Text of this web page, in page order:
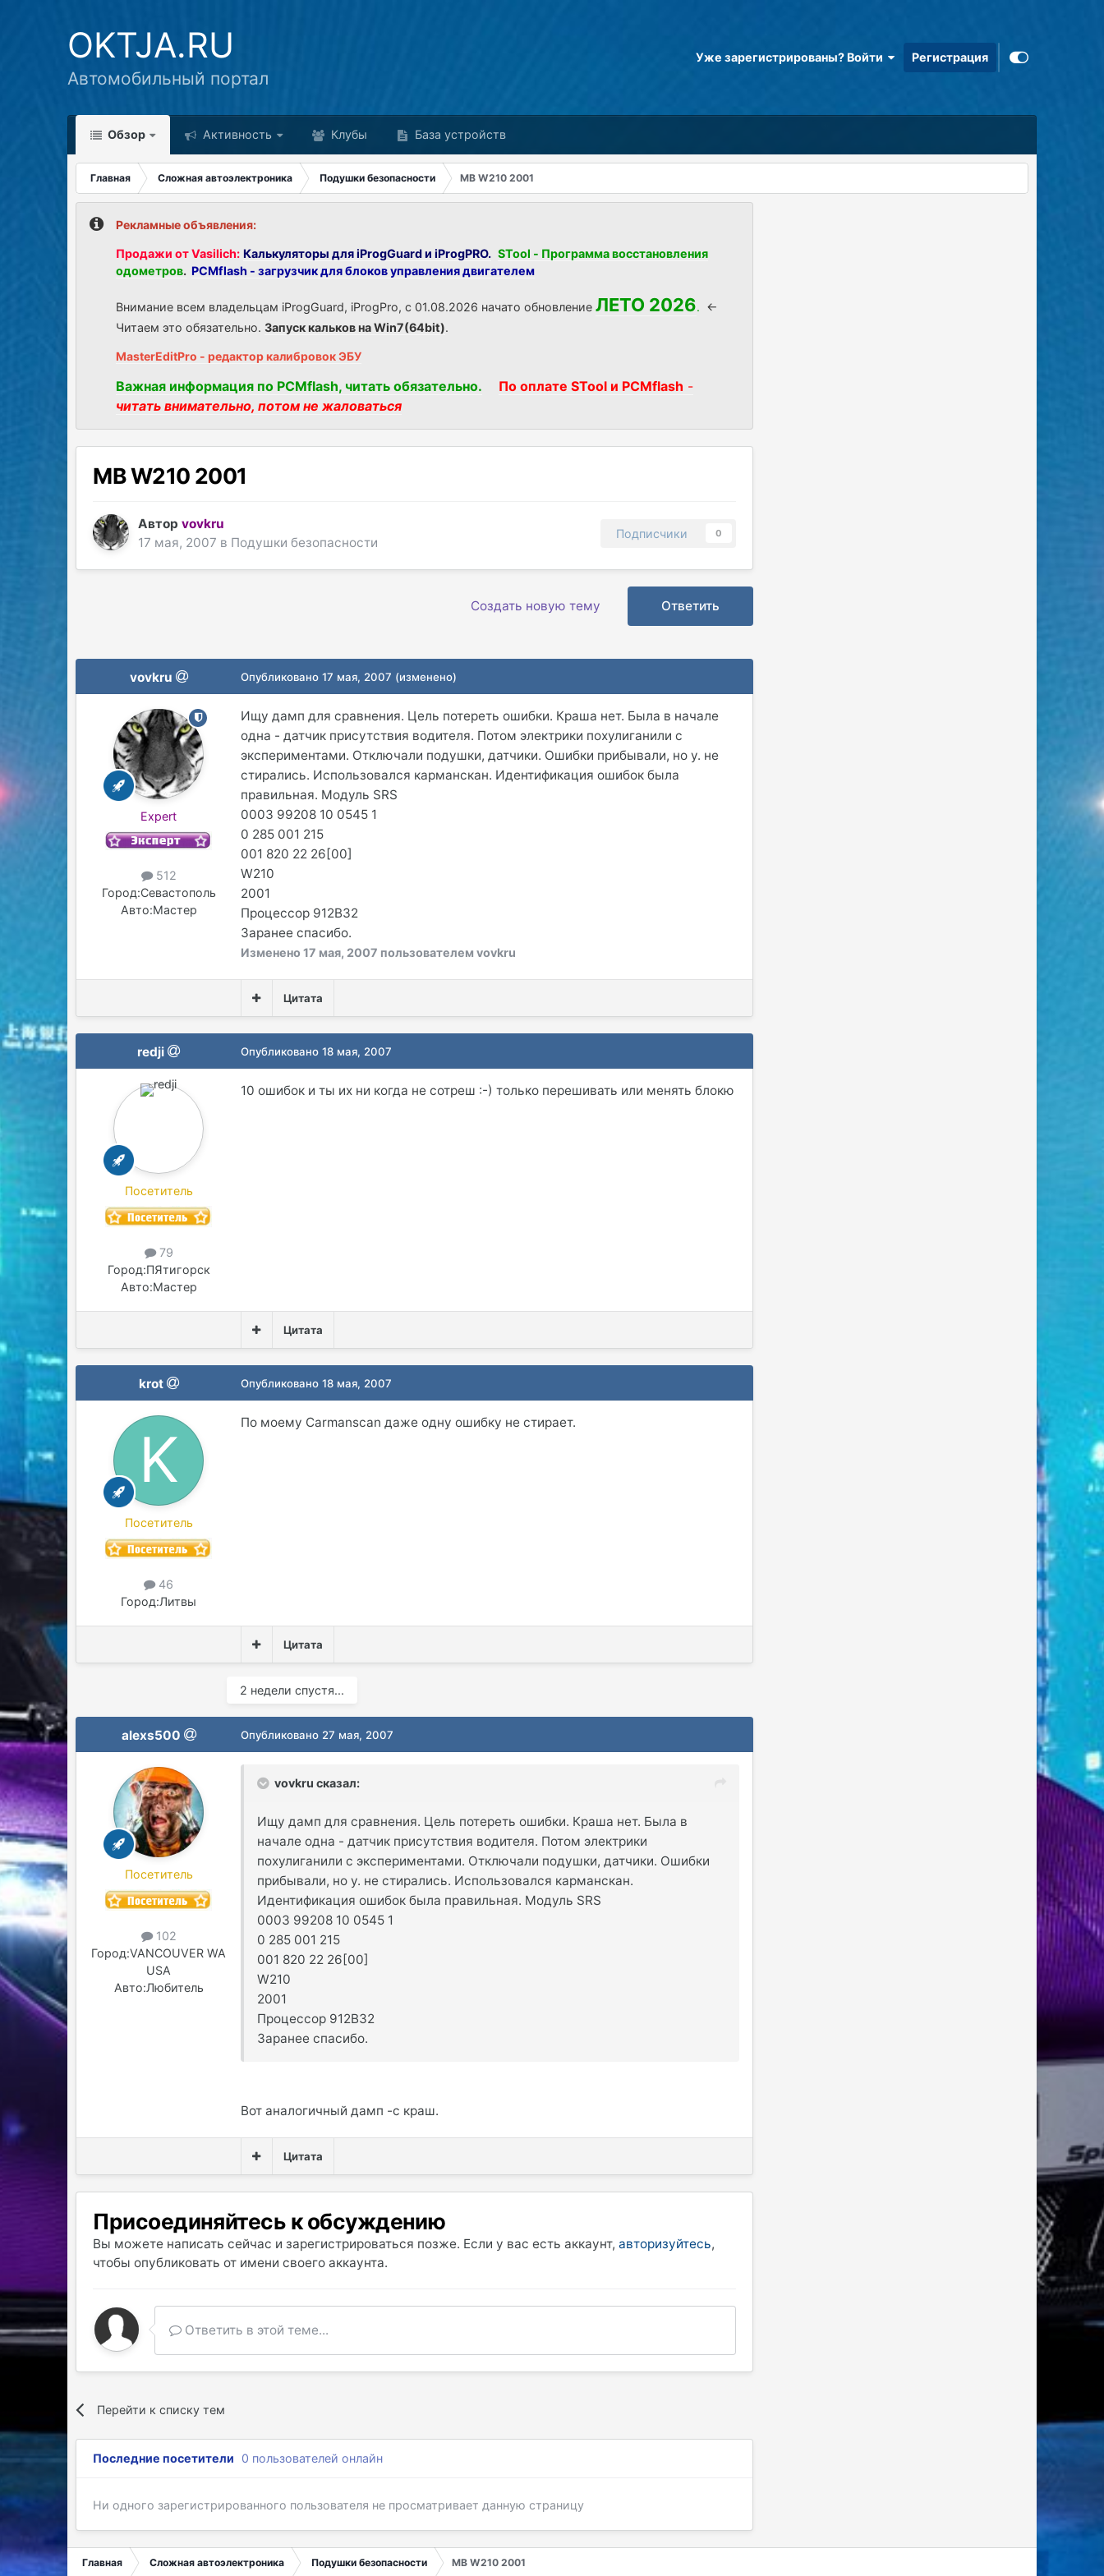
OKTJA.RU
Автомобильный портал
Уже зарегистрированы? Войти Регистрация
Обзор Активность Клубы База устройств
Главная Сложная автоэлектроника Подушки безопасности MB W210 2001
Рекламные объявления:
Продажи от Vasilich: Калькуляторы для iProgGuard и iProgPRO. STool - Программа восстановления
одометров. PCMflash - загрузчик для блоков управления двигателем
Внимание всем владельцам iProgGuard, iProgPro, с 01.08.2026 начато обновлениеЛЕТО 2026. <-
Читаем это обязательно.Запуск кальков на Win7(64bit).
MasterEditPro - редактор калибровок ЭБУ
Важная информация по PCMflash, читать обязательно. По оплате STool и PCMflash -
читать внимательно, потом не жаловаться
MB W210 2001
Авторvovkru
17 мая, 2007 в Подушки безопасности
Подписчики 0
Ответить
Создать новую тему
vovkru
Expert
512
Город:Севастополь
Авто:Мастер
Опубликовано17 мая, 2007 (изменено)
Ищу дамп для сравнения. Цель потереть ошибки. Краша нет. Была в начале
одна - датчик присутствия водителя. Потом электрики похулиганили с
экспериментами. Отключали подушки, датчики. Ошибки прибывали, но у. не
стирались. Использовался карманскан. Идентификация ошибок была
правильная. Модуль SRS
0003 99208 10 0545 1
0 285 001 215
001 820 22 26[00]
W210
2001
Процессор 912В32
Заранее спасибо.
Изменено17 мая, 2007 пользователем vovkru
Цитата
redji
Посетитель
79
Город:ПЯтигорск
Авто:Мастер
Опубликовано18 мая, 2007
10 ошибок и ты их ни когда не сотреш :-) только перешивать или менять блокю
Цитата
krot
Посетитель
46
Город:Литвы
Опубликовано18 мая, 2007
По моему Carmanscan даже одну ошибку не стирает.
Цитата
2 недели спустя...
alexs500
Посетитель
102
Город:VANCOUVER WA
USA
Авто:Любитель
Опубликовано 27 мая, 2007
vovkru сказал:
Ищу дамп для сравнения. Цель потереть ошибки. Краша нет. Была в
начале одна - датчик присутствия водителя. Потом электрики
похулиганили с экспериментами. Отключали подушки, датчики. Ошибки
прибывали, но у. не стирались. Использовался карманскан.
Идентификация ошибок была правильная. Модуль SRS
0003 99208 10 0545 1
0 285 001 215
001 820 22 26[00]
W210
2001
Процессор 912В32
Заранее спасибо.
Вот аналогичный дамп -c краш.
Цитата
Присоединяйтесь к обсуждению
Вы можете написать сейчас и зарегистрироваться позже. Если у вас есть аккаунт,авторизуйтесь,
чтобы опубликовать от имени своего аккаунта.
Ответить в этой теме...
Перейти к списку тем
Последние посетители 0 пользователей онлайн
Ни одного зарегистрированного пользователя не просматривает данную страницу
Главная Сложная автоэлектроника Подушки безопасности MB W210 2001